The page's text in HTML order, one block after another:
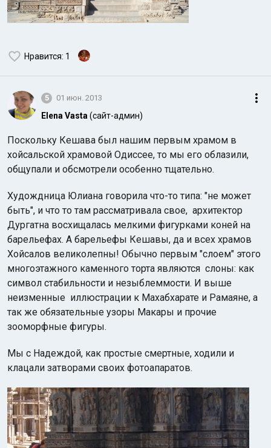
Нравится: 1
5 01 июн. 2013
Elena Vasta (сайт-админ)
Поскольку Кешава был нашим первым храмом в
хойсальской храмовой Одиссее, то мы его облазили,
общупали и обсмотрели особенно тщательно.
Худождница Юлиана говорила что-то типа: "не может
быть", и что то там рассматривала свое, архитектор
Дургатна восхищалась мелкими фигурками коней на
барельефах. А барельефы Кешавы, да и всех храмов
Хойсалов великолепны! Обычно первым "слоем" этого
многоэтажного каменного торта являются слоны: как
символ стабильности и незыблеммости. И выше
неизменные иллюстрации к Махабхарате и Рамаяне, а
так же обязательные узоры Макары и прочие
зооморфные фигуры.
Мы с Надеждой, как простые смертные, ходили и
клацали затворами своих фотоапаратов.